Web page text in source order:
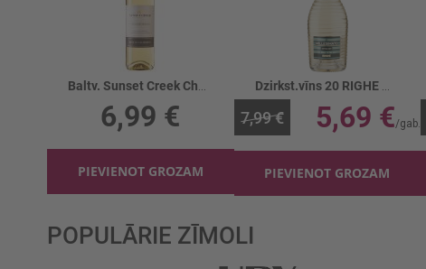
Baltv. Sunset Creek Chardonnay 13%
6,99 €
PIEVIENOT GROZAM
Dzirkst.vīns 20 RIGHE Millesimato 11%
7,99 € 5,69 €
PIEVIENOT GROZAM
POPULĀRIE ZĪMOLI